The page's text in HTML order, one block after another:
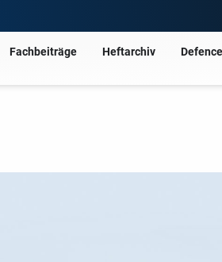
Fachbeiträge Heftarchiv